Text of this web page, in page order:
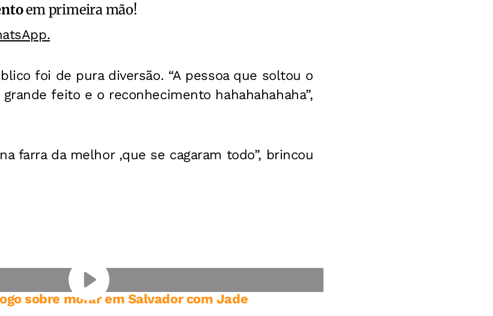
em primeira mão!
foi de pura diversão. “A pessoa que soltou o
feito e o reconhecimento hahahahahaha”,
farra da melhor ,que se cagaram todo”, brincou
sobre morar em Salvador com Jade